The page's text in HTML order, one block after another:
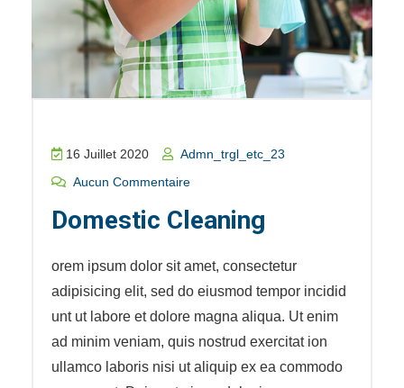
16 Juillet 2020
Admn_trgl_etc_23
Aucun Commentaire
Domestic Cleaning
orem ipsum dolor sit amet, consectetur
adipisicing elit, sed do eiusmod tempor incidid
unt ut labore et dolore magna aliqua. Ut enim
ad minim veniam, quis nostrud exercitat ion
ullamco laboris nisi ut aliquip ex ea commodo